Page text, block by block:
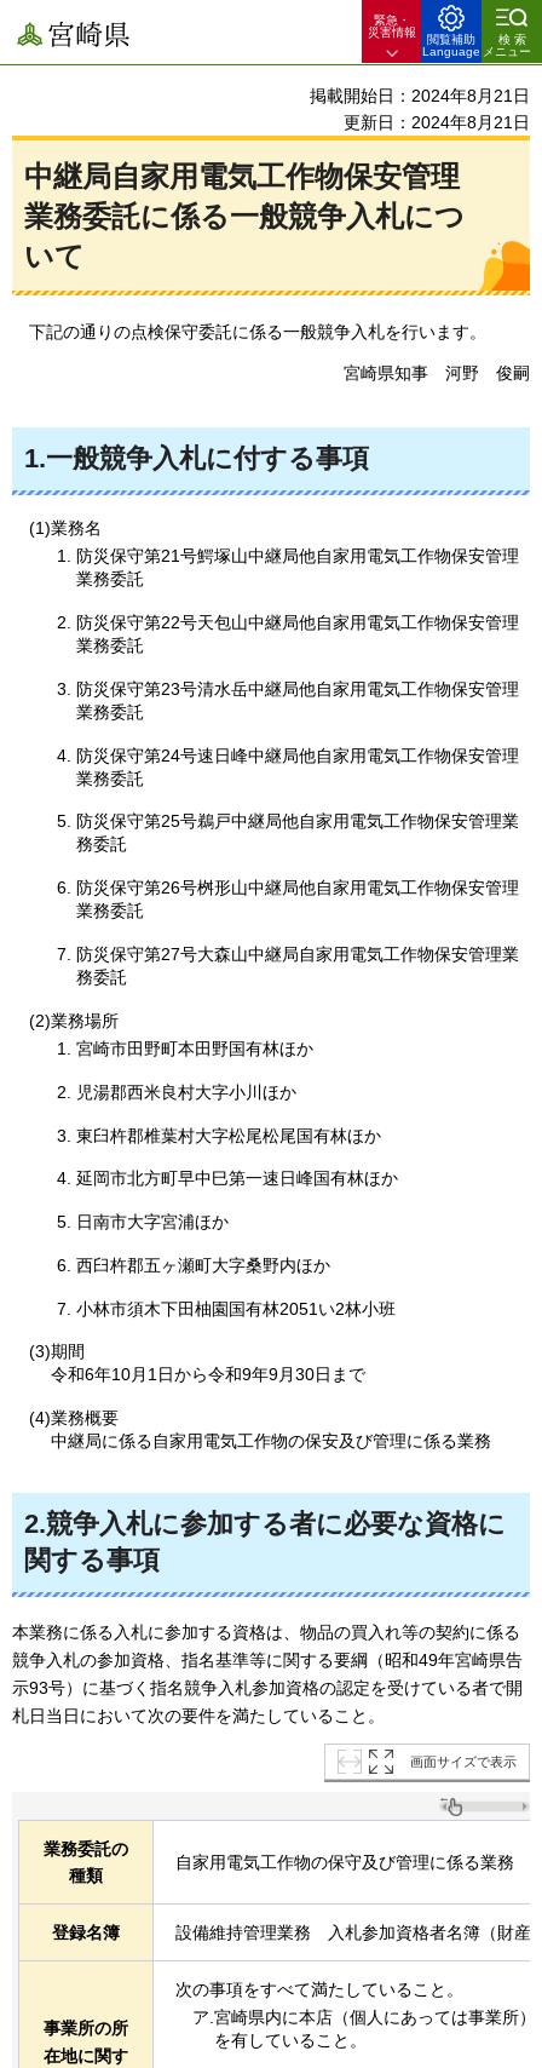
宮崎県
緊急・
災害情報
閲覧補助
Language
検索
メニュー
掲載開始日：2024年8月21日
更新日：2024年8月21日
中継局自家用電気工作物保安管理
業務委託に係る一般競争入札につ
いて
下記の通りの点検保守委託に係る一般競争入札を行います。
宮崎県知事 河野 俊嗣
1.一般競争入札に付する事項
(1)業務名
防災保守第21号鰐塚山中継局他自家用電気工作物保安管理
業務委託
防災保守第22号天包山中継局他自家用電気工作物保安管理
業務委託
防災保守第23号清水岳中継局他自家用電気工作物保安管理
業務委託
防災保守第24号速日峰中継局他自家用電気工作物保安管理
業務委託
防災保守第25号鵜戸中継局他自家用電気工作物保安管理業
務委託
防災保守第26号桝形山中継局他自家用電気工作物保安管理
業務委託
防災保守第27号大森山中継局自家用電気工作物保安管理業
務委託
(2)業務場所
宮崎市田野町本田野国有林ほか
児湯郡西米良村大字小川ほか
東臼杵郡椎葉村大字松尾松尾国有林ほか
延岡市北方町早中巳第一速日峰国有林ほか
日南市大字宮浦ほか
西臼杵郡五ヶ瀬町大字桑野内ほか
小林市須木下田柚園国有林2051い2林小班
(3)期間
令和6年10月1日から令和9年9月30日まで
(4)業務概要
中継局に係る自家用電気工作物の保安及び管理に係る業務
2.競争入札に参加する者に必要な資格に
関する事項
本業務に係る入札に参加する資格は、物品の買入れ等の契約に係る
競争入札の参加資格、指名基準等に関する要綱（昭和49年宮崎県告
示93号）に基づく指名競争入札参加資格の認定を受けている者で開
札日当日において次の要件を満たしていること。
画面サイズで表示
業務委託の
種類
自家用電気工作物の保守及び管理に係る業務
登録名簿 設備維持管理業務 入札参加資格者名簿（財産
事業所の所
在地に関す
次の事項をすべて満たしていること。
ア.宮崎県内に本店（個人にあっては事業所
を有していること。